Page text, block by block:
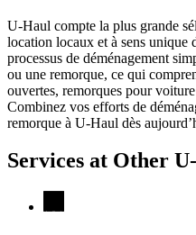
U-Haul compte la plus grande
location locaux et à sens unique
processus de déménagement
ou une remorque, ce qui
ouvertes, remorques pour
Combinez vos efforts de
remorque à U-Haul dès
Services at Other